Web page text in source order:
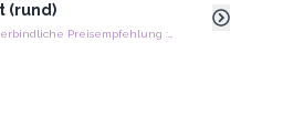
(rund)
Unverbindliche Preisempfehlung : €24.40/piece